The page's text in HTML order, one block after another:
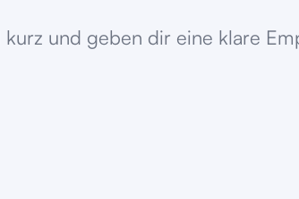
kurz und geben dir eine klare